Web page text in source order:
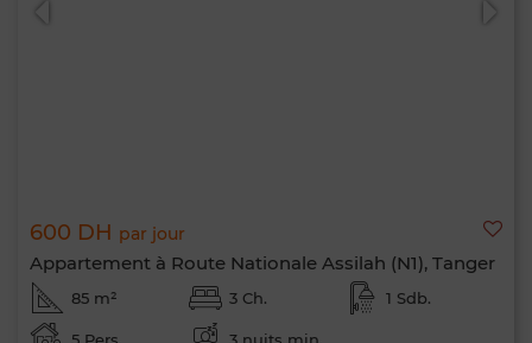
600 DH par jour
Appartement à Route Nationale Assilah (N1), Tanger
85 m² 3 Ch. 1 Sdb.